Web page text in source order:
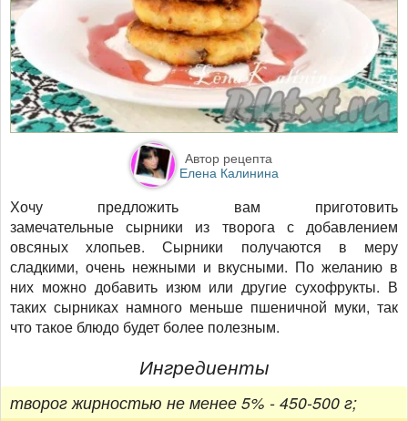
Автор рецепта
Елена Калинина
Хочу предложить вам приготовить
замечательные сырники из творога с добавлением
овсяных хлопьев. Сырники получаются в меру
сладкими, очень нежными и вкусными. По желанию в
них можно добавить изюм или другие сухофрукты. В
таких сырниках намного меньше пшеничной муки, так
что такое блюдо будет более полезным.
Ингредиенты
творог жирностью не менее 5% - 450-500 г;